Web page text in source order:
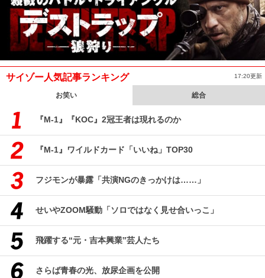
サイゾー人気記事ランキング 17:20更新
お笑い 総合
『M-1』『KOC』2冠王者は現れるのか
『M-1』ワイルドカード「いいね」TOP30
フジモンが暴露「共演NGのきっかけは……」
せいやZOOM騒動「ソロではなく見せ合いっこ」
飛躍する“元・吉本興業”芸人たち
さらば青春の光、放尿企画を公開